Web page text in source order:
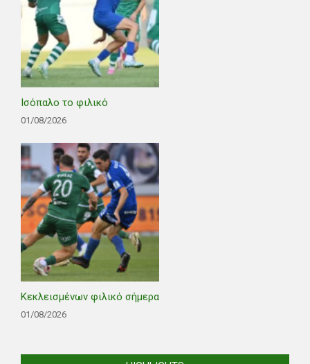
Ισόπαλο το φιλικό
01/08/2026
Κεκλεισμένων φιλικό σήμερα
01/08/2026